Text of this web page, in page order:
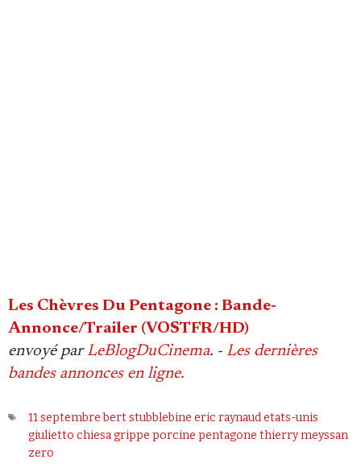
Les Chèvres Du Pentagone : Bande-
Annonce/Trailer (VOSTFR/HD)
envoyé par LeBlogDuCinema. - Les dernières
bandes annonces en ligne.
11 septembre bert stubblebine eric raynaudetats-unis
giulietto chiesagrippe porcine pentagone thierry meyssan
zero